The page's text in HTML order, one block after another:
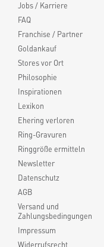
Jobs / Karriere
FAQ
Franchise / Partner
Goldankauf
Stores vor Ort
Philosophie
Inspirationen
Lexikon
Ehering verloren
Ring-Gravuren
Ringgröße ermitteln
Newsletter
Datenschutz
AGB
Versand und
Zahlungsbedingungen
Impressum
Widerrufsrecht